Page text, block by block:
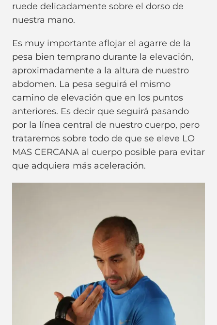
ruede delicadamente sobre el dorso de
nuestra mano.
Es muy importante aflojar el agarre de la
pesa bien temprano durante la elevación,
aproximadamente a la altura de nuestro
abdomen. La pesa seguirá el mismo
camino de elevación que en los puntos
anteriores. Es decir que seguirá pasando
por la línea central de nuestro cuerpo, pero
trataremos sobre todo de que se eleve LO
MAS CERCANA al cuerpo posible para evitar
que adquiera más aceleración.